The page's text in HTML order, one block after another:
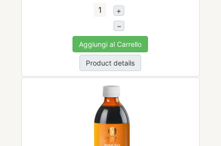
+
–
Aggiungi al Carrello
Product details